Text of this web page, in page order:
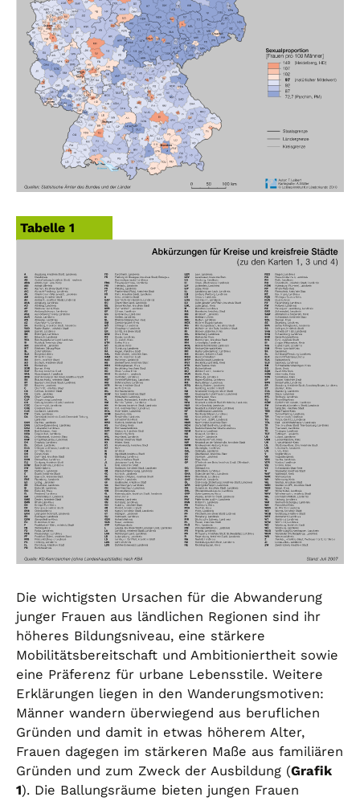
Tabelle 1
Die wichtigsten Ursachen für die Abwanderung
junger Frauen aus ländlichen Regionen sind ihr
höheres Bildungsniveau, eine stärkere
Mobilitätsbereitschaft und Ambitioniertheit sowie
eine Präferenz für urbane Lebensstile. Weitere
Erklärungen liegen in den Wanderungsmotiven:
Männer wandern überwiegend aus beruflichen
Gründen und damit in etwas höherem Alter,
Frauen dagegen im stärkeren Maße aus familiären
Gründen und zum Zweck der Ausbildung (Grafik
1). Die Ballungsräume bieten jungen Frauen